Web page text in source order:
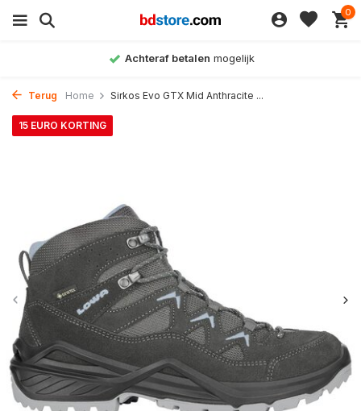
0
Achteraf betalen mogelijk
Terug Home Sirkos Evo GTX Mid Anthracite ...
15 EURO KORTING